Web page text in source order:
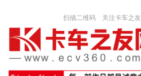
扫描二维码 关注卡车之